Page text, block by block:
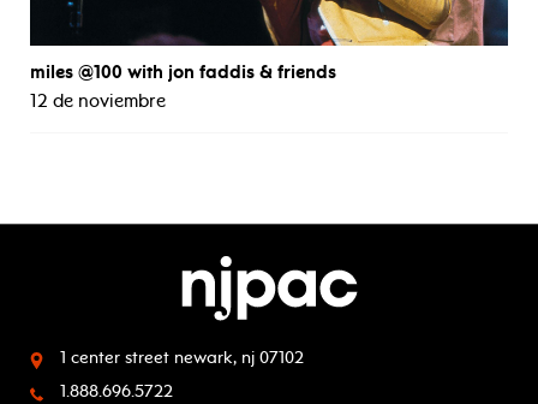
miles @100 with jon faddis & friends
12 de noviembre
1 center street newark, nj 07102
1.888.696.5722